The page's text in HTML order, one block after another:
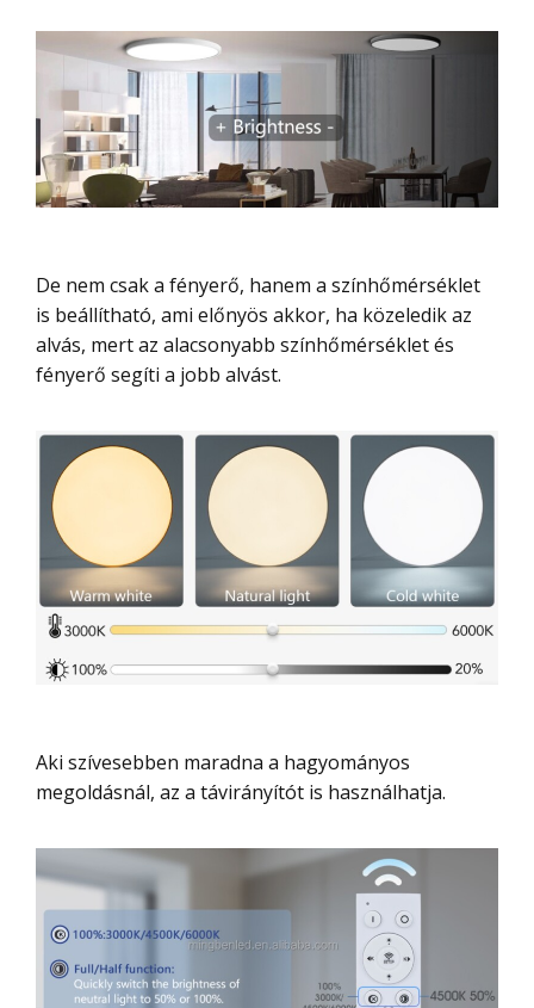
De nem csak a fényerő, hanem a színhőmérséklet
is beállítható, ami előnyös akkor, ha közeledik az
alvás, mert az alacsonyabb színhőmérséklet és
fényerő segíti a jobb alvást.
Aki szívesebben maradna a hagyományos
megoldásnál, az a távirányítót is használhatja.